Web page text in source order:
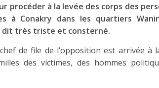
procéder à la levée des corps des
à Conakry dans les quartiers
dit très triste et consterné.
de file de l’opposition est arrivée à
des victimes, des hommes